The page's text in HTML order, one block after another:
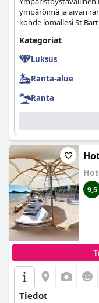
ympäröimä ja aivan
kohde lomallesi St
erilaisia aktiviteetteja
tekevät vierailustasi
Kategoriat
Luksus
Ranta-alue
Ranta
9,5
Tiedot